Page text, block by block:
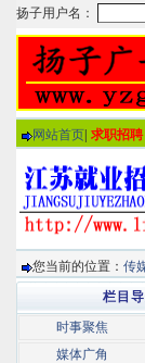
网站首页 求职招聘
您当前的位置： 传
栏目
时事聚焦
媒体广角